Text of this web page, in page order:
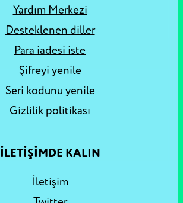
Yardım Merkezi
Desteklenen diller
Para iadesi iste
Şifreyi yenile
Seri kodunu yenile
Gizlilik politikası
İLETİŞİMDE KALIN
İletişim